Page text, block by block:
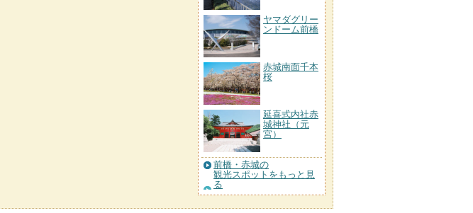
ヤマダグリー
ンドーム前橋
赤城南面千本
桜
延喜式内社赤
城神社（元
宮）
前橋・赤城の
観光スポットをもっと見
る